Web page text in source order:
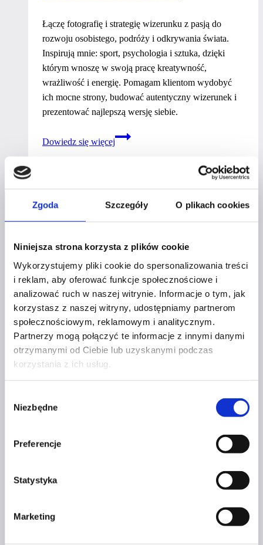
Zgoda Szczegóły O plikach cookies
Niniejsza strona korzysta z plików cookie
Wykorzystujemy pliki cookie do spersonalizowania treści
i reklam, aby oferować funkcje społecznościowe i
analizować ruch w naszej witrynie. Informacje o tym, jak
korzystasz z naszej witryny, udostępniamy partnerom
społecznościowym, reklamowym i analitycznym.
Partnerzy mogą połączyć te informacje z innymi danymi
otrzymanymi od Ciebie lub uzyskanymi podczas
korzystania z ich usług.
zgody
Niezbędne
Preferencje
Statystyka
Marketing
Łączę fotografię i strategię wizerunku z pasją do
rozwoju osobistego, podróży i odkrywania świata.
Inspirują mnie: sport, psychologia i sztuka, dzięki
którym wnoszę w swoją pracę kreatywność,
wrażliwość i energię. Pomagam klientom wydobyć
ich mocne strony, budować autentyczny wizerunek i
prezentować najlepszą wersję siebie.
Dowiedz się więcej
Yana
Profil facebook Czerwona
Szpilka
Profil instagram Czerwona
Szpilka
Profil tiktok Czerwona Szpilka
Profil youtube Czerwona
Szpilka